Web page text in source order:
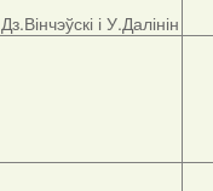
Дз.Вінчэўскі і У.Далінін